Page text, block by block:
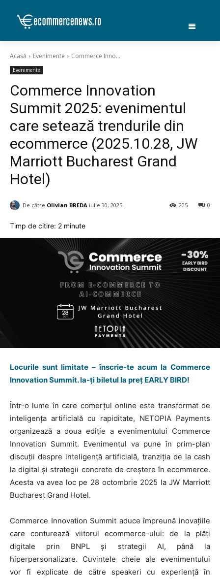
Acasă Evenimente Commerce Inno...
Evenimente
Commerce Innovation
Summit 2025: evenimentul
care setează trendurile din
ecommerce (2025.10.28, JW
Marriott Bucharest Grand
Hotel)
De către Olivian BREDA iulie 30, 2025 0
205
Timp de citire: 2 minute
Locurile sunt limitate – înscrie-te acum la Commerce
Innovation Summit. Ia-ți biletul la preț EARLY BIRD!
Într-o lume în care comerțul online este transformat de
inteligența artificială cu rapiditate, NETOPIA Payments
organizează a doua ediție a evenimentului Commerce
Innovation Summit. Evenimentul va pune în prim-plan
discuții despre inteligență artificială, tranziția de la cash
la digital și strategii concrete de creștere în ecommerce.
Acesta va avea loc pe 28 octombrie 2025 la JW Marriott
Bucharest Grand Hotel.
Commerce Innovation Summit aduce împreună inovațiile
care conturează viitorul ecommerce-ului: de la plăți
digitale prin BNPL și strategii AI, până la
hiperpersonalizare. Cuvintele cheie ale evenimentului
vor fi explicate de către speakeri cu experiență în